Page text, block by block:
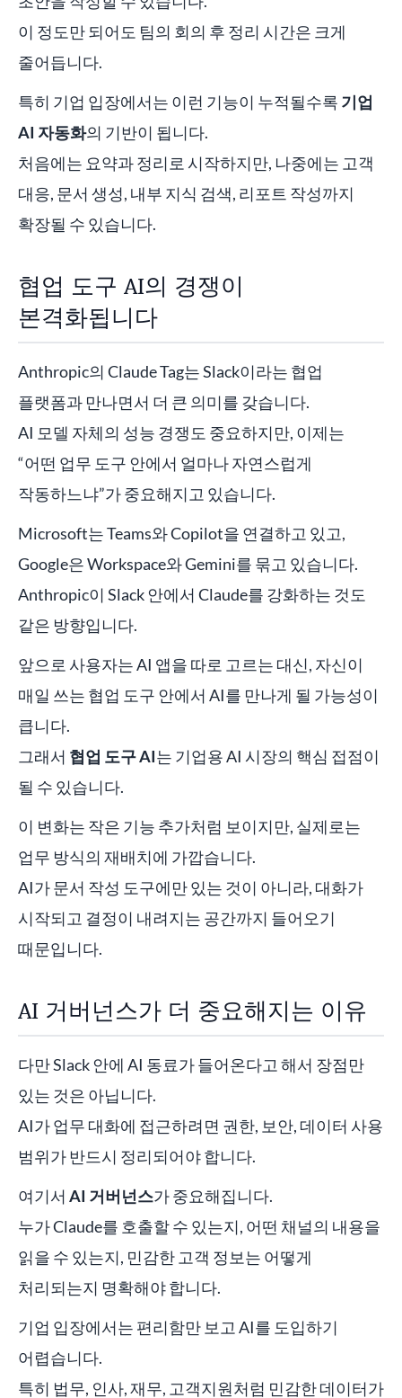
이 정도만 되어도 팀의 회의 후 정리 시간은 크게
줄어듭니다.
특히 기업 입장에서는 이런 기능이 누적될수록 기업
AI 자동화의 기반이 됩니다.
처음에는 요약과 정리로 시작하지만, 나중에는 고객
대응, 문서 생성, 내부 지식 검색, 리포트 작성까지
확장될 수 있습니다.
협업 도구 AI의 경쟁이
본격화됩니다
Anthropic의 Claude Tag는 Slack이라는 협업
플랫폼과 만나면서 더 큰 의미를 갖습니다.
AI 모델 자체의 성능 경쟁도 중요하지만, 이제는
“어떤 업무 도구 안에서 얼마나 자연스럽게
작동하느냐”가 중요해지고 있습니다.
Microsoft는 Teams와 Copilot을 연결하고 있고,
Google은 Workspace와 Gemini를 묶고 있습니다.
Anthropic이 Slack 안에서 Claude를 강화하는 것도
같은 방향입니다.
앞으로 사용자는 AI 앱을 따로 고르는 대신, 자신이
매일 쓰는 협업 도구 안에서 AI를 만나게 될 가능성이
큽니다.
그래서 협업 도구 AI는 기업용 AI 시장의 핵심 접점이
될 수 있습니다.
이 변화는 작은 기능 추가처럼 보이지만, 실제로는
업무 방식의 재배치에 가깝습니다.
AI가 문서 작성 도구에만 있는 것이 아니라, 대화가
시작되고 결정이 내려지는 공간까지 들어오기
때문입니다.
AI 거버넌스가 더 중요해지는 이유
다만 Slack 안에 AI 동료가 들어온다고 해서 장점만
있는 것은 아닙니다.
AI가 업무 대화에 접근하려면 권한, 보안, 데이터 사용
범위가 반드시 정리되어야 합니다.
여기서 AI 거버넌스가 중요해집니다.
누가 Claude를 호출할 수 있는지, 어떤 채널의 내용을
읽을 수 있는지, 민감한 고객 정보는 어떻게
처리되는지 명확해야 합니다.
기업 입장에서는 편리함만 보고 AI를 도입하기
어렵습니다.
특히 법무, 인사, 재무, 고객지원처럼 민감한 데이터가